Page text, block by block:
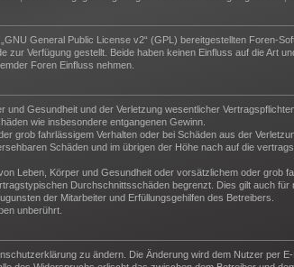
GNU General Public License v2“ (GPL) bereitgestellten Foren-
Verfügung gestellt. Beide haben keinen Einfluss auf die Art
Foren Einfluss nehmen.
und Gesundheit und der Verletzung wesentlicher
wie insbesondere entgangenen Gewinn.
grob fahrlässigem Verhalten oder bei Schäden aus der
Schäden und im übrigen der Höhe nach auf die
Leben, Körper und Gesundheit oder vorsätzlichem oder grob
Durchschnittsschäden begrenzt. Dies gilt auch für
der Mitarbeiter und Erfüllungsgehilfen des Betreibers.
unberührt.
zu ändern. Die Änderung wird dem Nutzer per E-